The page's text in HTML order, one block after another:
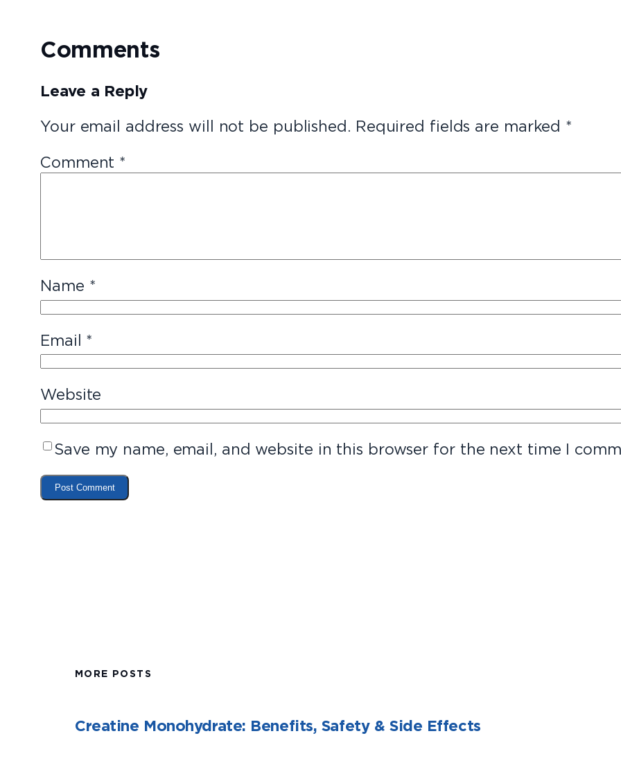
Comments
Leave a Reply
Your email address will not be published. Required fields are marked *
Comment *
Name *
Email *
Website
Save my name, email, and website in this browser for the next time I
MORE POSTS
Creatine Monohydrate: Benefits, Safety & Side Effects